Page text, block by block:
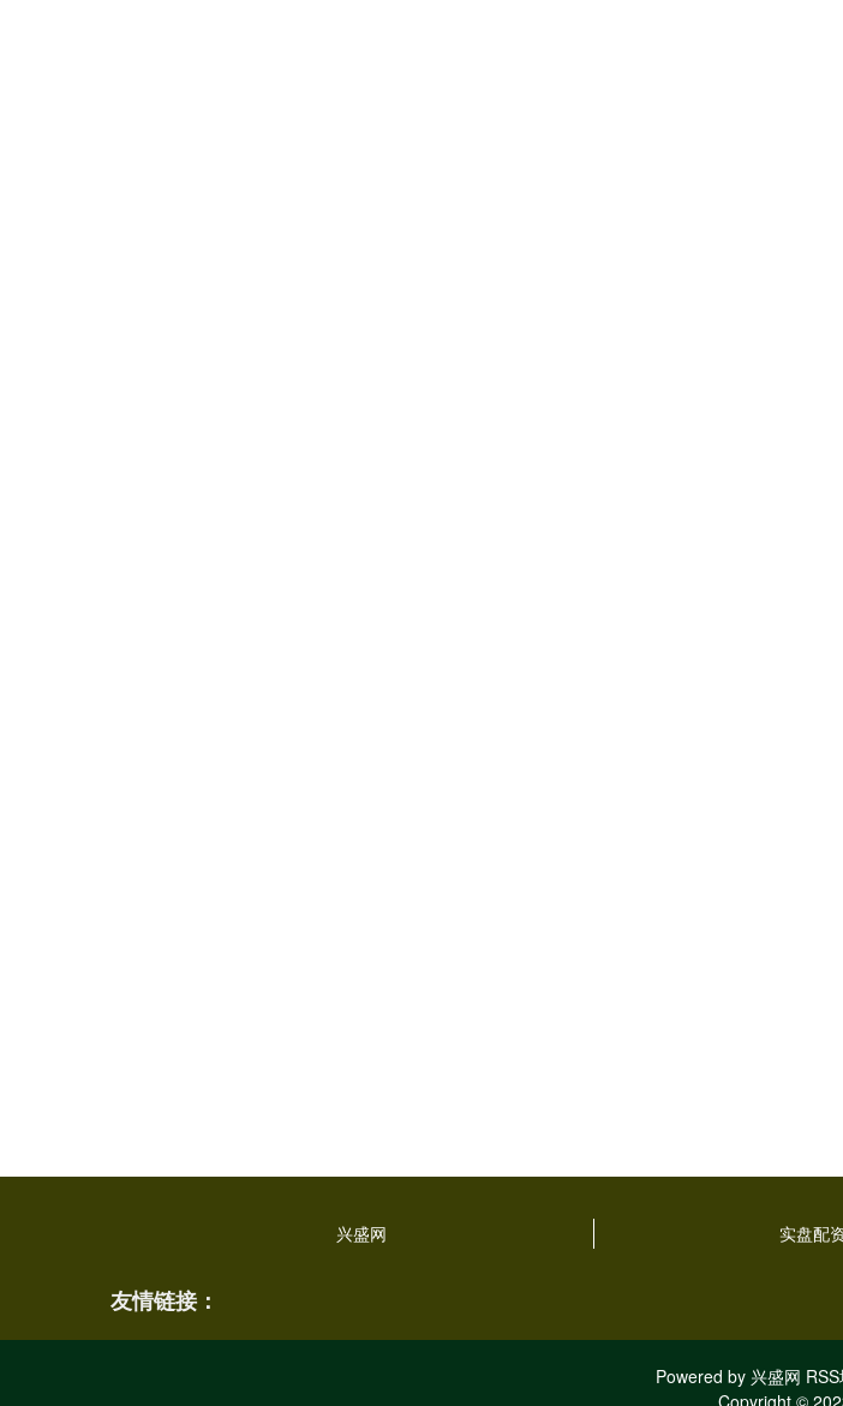
兴盛网 实盘配
友情链接：
Powered by 兴盛网
Copyright ©